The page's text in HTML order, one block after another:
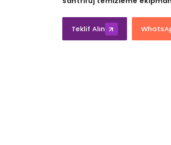
Teklif Alın